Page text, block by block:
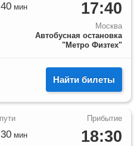
17:40
Москва
Автобусная остановка
"Метро Физтех"
40мин
Найти билеты
18:30
30мин